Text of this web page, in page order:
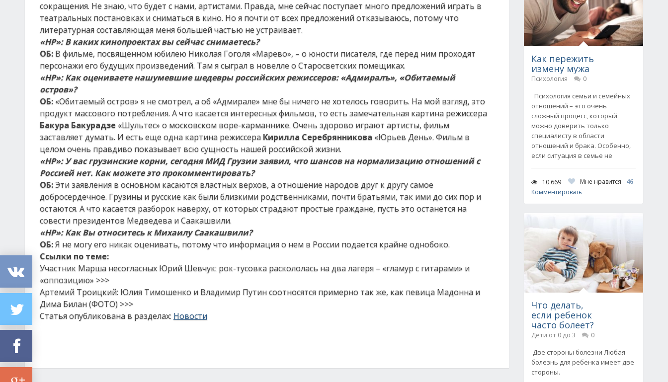
сокращения. Не знаю, что будет с нами, артистами. Правда, мне сейчас поступает много предложений играть в
театральных постановках и сниматься в кино. Но я почти от всех предложений отказываюсь, потому что
литературная составляющая меня большей частью не устраивает.
«НР»:В каких кинопроектах вы сейчас снимаетесь?
ОБ: В фильме, посвященном юбилею Николая Гоголя «Марево», – о юности писателя, где перед ним проходят
персонажи его будущих произведений. Там я сыграл в новелле о Старосветских помещиках.
«НР»:Как оцениваетенашумевшие шедеврыроссийских режиссеров: «Адмиралъ», «Обитаемый
остров»?
ОБ: «Обитаемый остров» я не смотрел, а об «Адмирале» мне бы ничего не хотелось говорить. На мой взгляд, это
продукт массового потребления. А что касается интересных фильмов, то есть замечательная картина режиссера
Бакура Бакурадзе «Шультес» о московском воре-карманнике. Очень здорово играют артисты, фильм
заставляет думать. И есть еще одна картина режиссера Кирилла Серебрянникова «Юрьев День». Фильм в
целом очень правдиво показывает всю сущность нашей российской жизни.
«НР»:У вас грузинские корни, сегодня МИД Грузии заявил, что шансов на нормализацию отношений с
Россией нет. Как можете это прокомментировать?
ОБ:Эти заявления в основном касаются властных верхов, а отношение народов друг к другу самое
добросердечное. Грузины и русские как были близкими родственниками, почти братьями, так ими до сих пор и
остаются. А что касается разборок наверху, от которых страдают простые граждане, пусть это останется на
совести президентов Медведева и Саакашвили.
«НР»:КакВы относитесь к Михаилу Саакашвили?
ОБ:Я не могу его никак оценивать, потому что информация о нем в России подается крайне однобоко.
Ссылки по теме:
Участник Марша несогласных Юрий Шевчук: рок-тусовка раскололась на два лагеря – «гламур с гитарами» и
«оппозицию» >>>
Артемий Троицкий: Юлия Тимошенко и Владимир Путин соотносятся примерно так же, как певица Мадонна и
Дима Билан (ФОТО) >>>
Статья опубликована в разделах: Новости
Как пережить
измену мужа
Психология
0
Психология семьи и семейных
отношений – это очень
сложный процесс, который
можно доверить только
специалисту в области
отношений и брака. Особенно,
если ситуация в семье не
10 669 Мне нравится
46
Комментировать
Что делать,
если ребенок
часто болеет?
Дети от 0 до 3
0
Две стороны болезни Любая
болезнь для ребенка имеет две
стороны.